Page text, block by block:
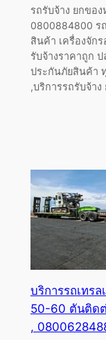
รถรับจ้าง ยกขอ
0800884800 ร
สินค้า เครื่องจัก
รับจ้างราคาถูก
ประกันภัยสินค้า
,บริการรถรับจ้า
บริการรถเทร
50-60 ตันติด
,